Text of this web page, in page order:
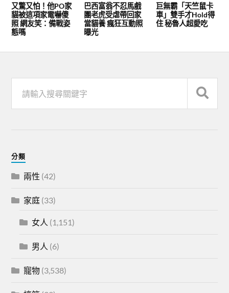
又驚又怕！他PO家
貓被這項家電嚇傻
照 網友笑：備戰姿
態嗎
巴西富翁不忍馬戲
團老虎受虐帶回家
當貓養 瘋狂互動照
曝光
巨無霸「天竺鼠卡
車」雙手才Hold得
住 秘魯人超愛吃
分類
兩性 (42)
家庭 (33)
女人 (1,151)
男人 (6)
寵物 (3,538)